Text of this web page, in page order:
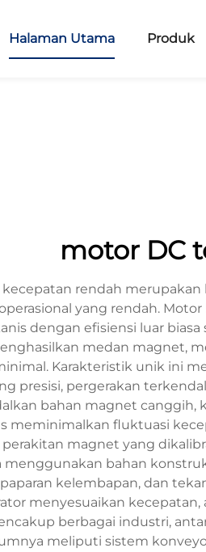
Halaman Utama Produk
motor DC
rendah
yang rendah.
dengan efisiensi luar
medan magnet,
Karakteristik unik ini
presisi, pergerakan
bahan magnet canggih,
meminimalkan fluktuasi
magnet yang
bahan
kelembapan, dan
menyesuaikan kecepatan,
berbagai industri,
meliputi sistem